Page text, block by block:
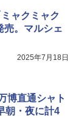
ャクミャク
売。マルシェ
2025年7月18日
博直通シャト
朝・夜に計4